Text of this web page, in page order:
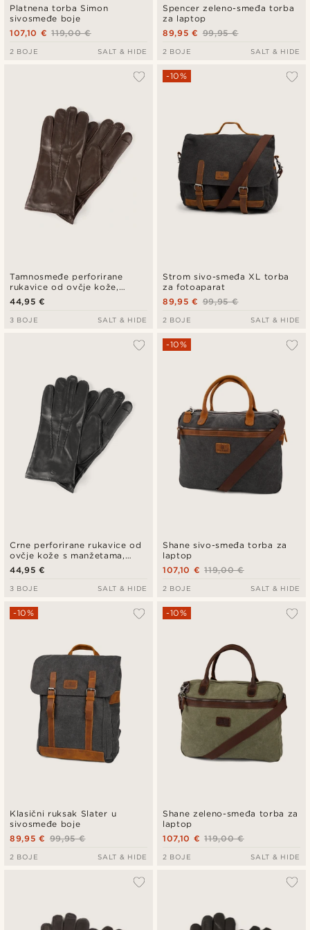
Platnena torba Simon
sivosmeđe boje
119,00 €
107,10 €
2 BOJE SALT & HIDE
Spencer zeleno-smeđa torba
za laptop
99,95 €
89,95 €
2 BOJE SALT & HIDE
Tamnosmeđe perforirane
rukavice od ovčje kože,
kompatibilne sa zaslonom
osjetljivim na dodir
44,95 €
3 BOJE SALT & HIDE
Strom sivo-smeđa XL torba
za fotoaparat
-10%
99,95 €
89,95 €
2 BOJE SALT & HIDE
Crne perforirane rukavice od
ovčje kože s manžetama,
kompatibilne s zaslonom
osjetljivim na dodir
44,95 €
3 BOJE SALT & HIDE
Shane sivo-smeđa torba za
laptop
-10%
119,00 €
107,10 €
2 BOJE SALT & HIDE
Klasični ruksak Slater u
sivosmeđe boje
-10%
99,95 €
89,95 €
2 BOJE SALT & HIDE
Shane zeleno-smeđa torba za
laptop
-10%
119,00 €
107,10 €
2 BOJE SALT & HIDE